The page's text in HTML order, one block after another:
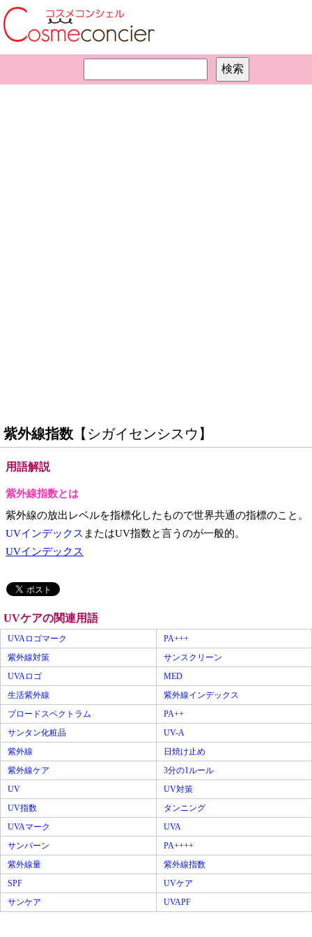
紫外線指数 【シガイセンシスウ】
用語解説
紫外線指数とは
紫外線の放出レベルを指標化したもので世界共通の指標のこと。
UVインデックス またはUV指数と言うのが一般的。
UVインデックス
UVケアの関連用語
UVAロゴマーク
PA+++
紫外線対策
サンスクリーン
UVAロゴ
MED
生活紫外線
紫外線インデックス
ブロードスペクトラム
PA++
サンタン化粧品
UV-A
紫外線
日焼け止め
紫外線ケア
3分の1ルール
UV
UV対策
UV指数
タンニング
UVAマーク
UVA
サンバーン
PA++++
紫外線量
紫外線指数
SPF
UVケア
サンケア
UVAPF